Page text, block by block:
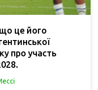
це його
про участь